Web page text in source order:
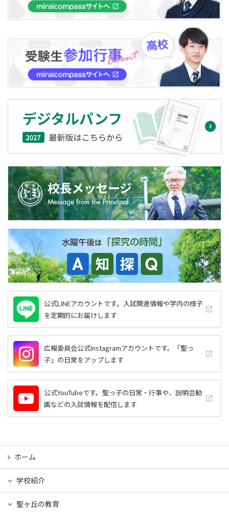
公式LINEアカウントです。入試関連情報や学内の様子
を定期的にお届けします
launch
広報委員会公式Instagramアカウントです。「聖っ
子」の日常をアップします
launch
公式YouTubeです。聖っ子の日常・行事や、説明会動
画などの入試情報を配信します
launch
ホーム
学校紹介
聖ヶ丘の教育